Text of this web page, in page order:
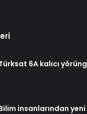
6A kalıcı
insanlarından